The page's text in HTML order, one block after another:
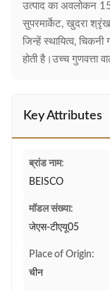
उत्पाद का अवलोकन
सुपरमार्केट, खुदरा
जिन्हें स्थायित्व,
होती है।उच्च गुणवत्ता
Key Attributes
ब्रांड नाम:
BEISCO
मॉडल संख्या:
जेएस-टीएयू05
Place of Origin:
चीन